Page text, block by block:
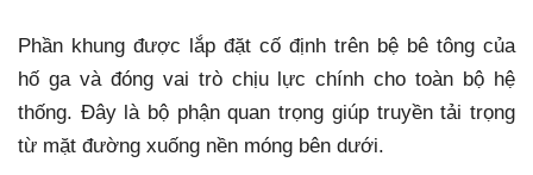
Phần khung được lắp đặt cố định trên bệ bê tông của
hố ga và đóng vai trò chịu lực chính cho toàn bộ hệ
thống. Đây là bộ phận quan trọng giúp truyền tải trọng
từ mặt đường xuống nền móng bên dưới.